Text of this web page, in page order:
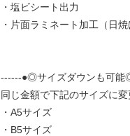
・塩ビシート出力
・片面ラミネート加工（日
------●◎サイズダウンも可
同じ金額で下記のサイズに変
・A5サイズ
・B5サイズ